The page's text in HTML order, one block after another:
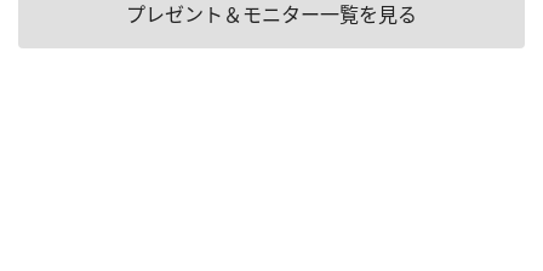
プレゼント＆モニター一覧を見る